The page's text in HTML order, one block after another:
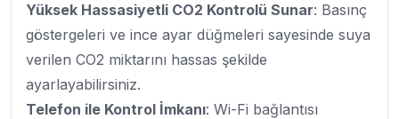
Yüksek Hassasiyetli CO2 Kontrolü Sunar: Basınç
göstergeleri ve ince ayar düğmeleri sayesinde suya
verilen CO2 miktarını hassas şekilde
ayarlayabilirsiniz.
Telefon ile Kontrol İmkanı: Wi-Fi bağlantısı